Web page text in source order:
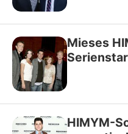
Mieses
HIMYM-